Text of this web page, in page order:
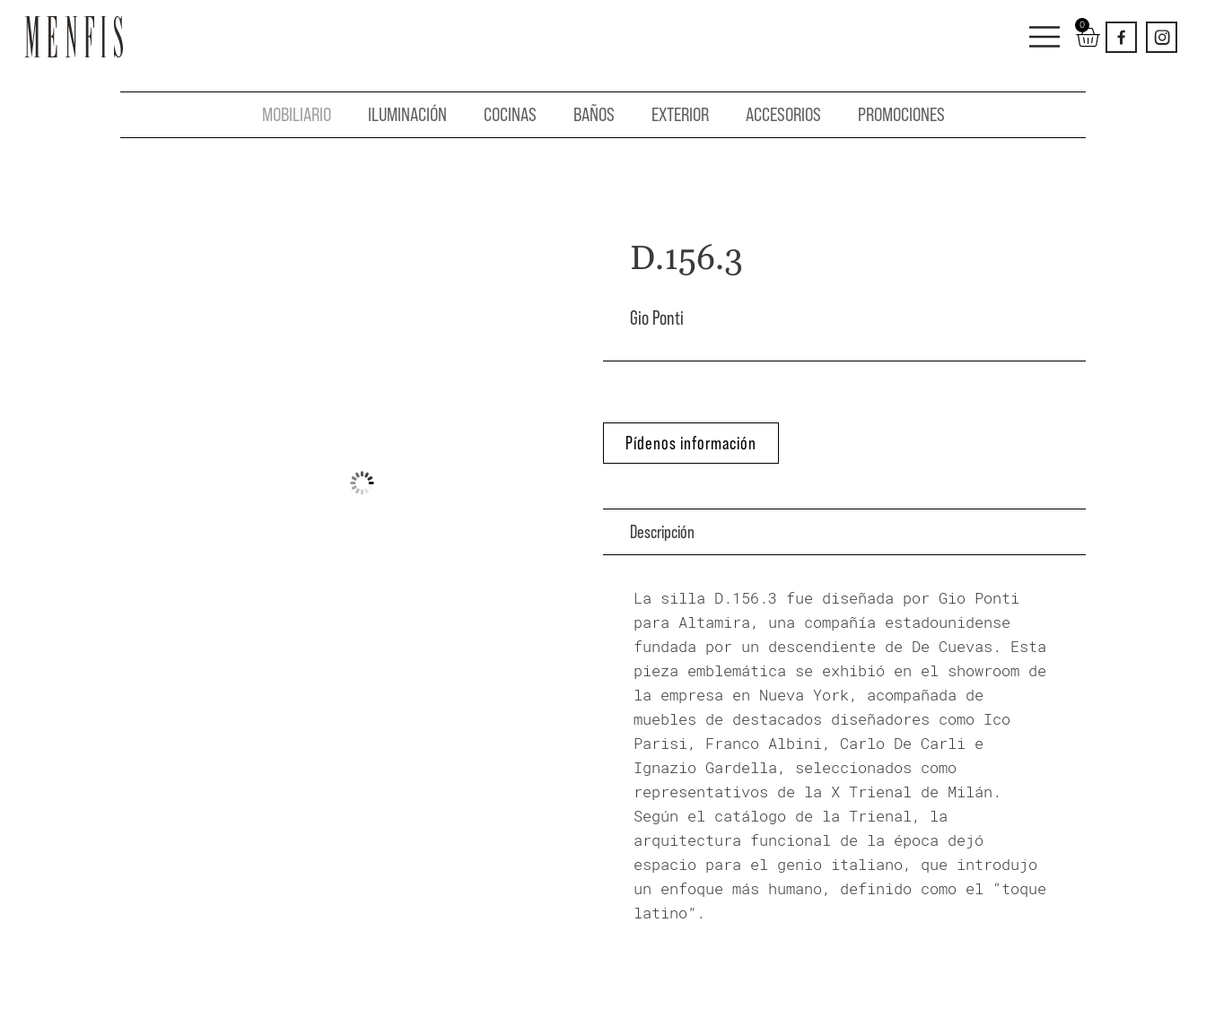
0
MOBILIARIO ILUMINACIÓN COCINAS BAÑOS EXTERIOR ACCESORIOS PROMOCIONES
D.156.3
Gio Ponti
Pídenos información
Descripción
La silla D.156.3 fue diseñada por Gio Ponti
para Altamira, una compañía estadounidense
fundada por un descendiente de De Cuevas. Esta
pieza emblemática se exhibió en el showroom de
la empresa en Nueva York, acompañada de
muebles de destacados diseñadores como Ico
Parisi, Franco Albini, Carlo De Carli e
Ignazio Gardella, seleccionados como
representativos de la X Trienal de Milán.
Según el catálogo de la Trienal, la
arquitectura funcional de la época dejó
espacio para el genio italiano, que introdujo
un enfoque más humano, definido como el “toque
latino”.